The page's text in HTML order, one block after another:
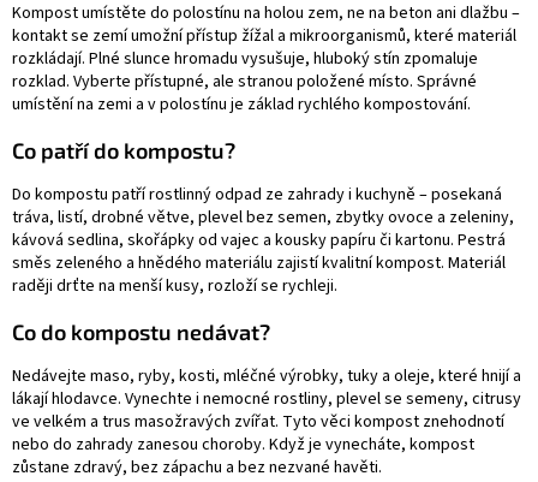
Kompost umístěte do polostínu na holou zem, ne na beton ani dlažbu –
kontakt se zemí umožní přístup žížal a mikroorganismů, které materiál
rozkládají. Plné slunce hromadu vysušuje, hluboký stín zpomaluje
rozklad. Vyberte přístupné, ale stranou položené místo. Správné
umístění na zemi a v polostínu je základ rychlého kompostování.
Co patří do kompostu?
Do kompostu patří rostlinný odpad ze zahrady i kuchyně – posekaná
tráva, listí, drobné větve, plevel bez semen, zbytky ovoce a zeleniny,
kávová sedlina, skořápky od vajec a kousky papíru či kartonu. Pestrá
směs zeleného a hnědého materiálu zajistí kvalitní kompost. Materiál
raději drťte na menší kusy, rozloží se rychleji.
Co do kompostu nedávat?
Nedávejte maso, ryby, kosti, mléčné výrobky, tuky a oleje, které hnijí a
lákají hlodavce. Vynechte i nemocné rostliny, plevel se semeny, citrusy
ve velkém a trus masožravých zvířat. Tyto věci kompost znehodnotí
nebo do zahrady zanesou choroby. Když je vynecháte, kompost
zůstane zdravý, bez zápachu a bez nezvané havěti.